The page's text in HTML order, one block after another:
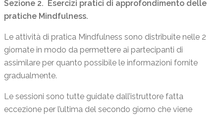
Sezione 2. Esercizi pratici di approfondimento delle
pratiche Mindfulness.
Le attività di pratica Mindfulness sono distribuite nelle 2
giornate in modo da permettere ai partecipanti di
assimilare per quanto possibile le informazioni fornite
gradualmente.
Le sessioni sono tutte guidate dall’istruttore fatta
eccezione per l’ultima del secondo giorno che viene